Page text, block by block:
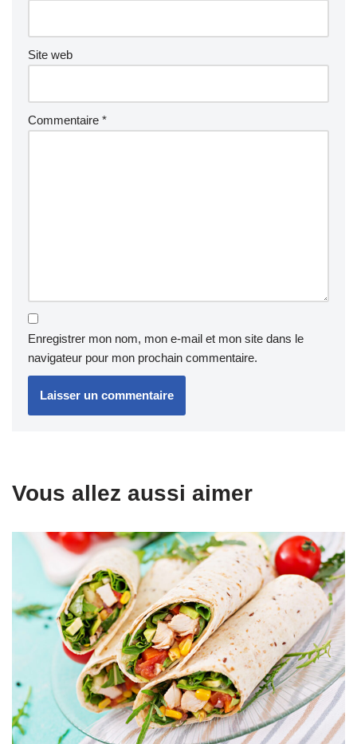
Site web
Commentaire *
Enregistrer mon nom, mon e-mail et mon site dans le
navigateur pour mon prochain commentaire.
Vous allez aussi aimer